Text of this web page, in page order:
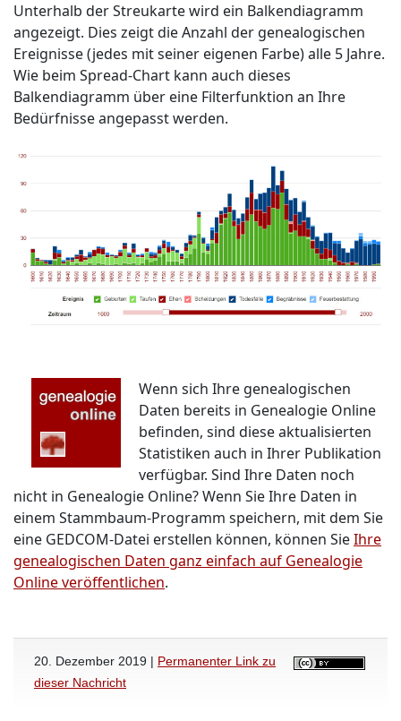
Unterhalb der Streukarte wird ein Balkendiagramm
angezeigt. Dies zeigt die Anzahl der genealogischen
Ereignisse (jedes mit seiner eigenen Farbe) alle 5 Jahre.
Wie beim Spread-Chart kann auch dieses
Balkendiagramm über eine Filterfunktion an Ihre
Bedürfnisse angepasst werden.
Wenn sich Ihre genealogischen
Daten bereits in Genealogie Online
befinden, sind diese aktualisierten
Statistiken auch in Ihrer Publikation
verfügbar. Sind Ihre Daten noch
nicht in Genealogie Online? Wenn Sie Ihre Daten in
einem Stammbaum-Programm speichern, mit dem Sie
eine GEDCOM-Datei erstellen können, können SieIhre
genealogischen Daten ganz einfach auf Genealogie
Online veröffentlichen.
20. Dezember 2019 | Permanenter Link zu
dieser Nachricht